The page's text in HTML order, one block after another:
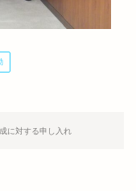
に対する申し入れ